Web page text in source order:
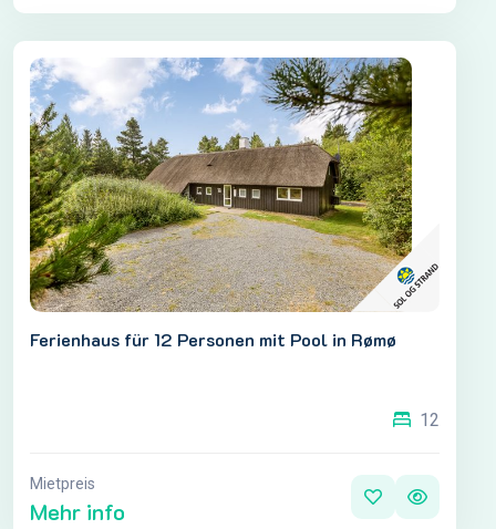
Ferienhaus für 12 Personen mit Pool in Rømø
12
Mietpreis
Mehr info